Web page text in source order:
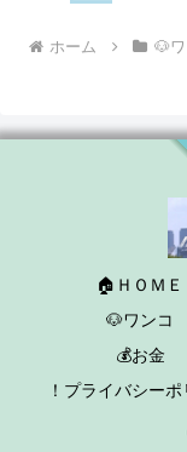
ホーム 🐶
🏠ＨＯＭＥ
🐶ワンコ
💰お金
！プライバシー